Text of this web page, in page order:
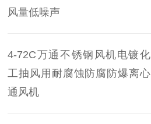
风量低噪声
4-72C万通不锈钢风机电镀化
工抽风用耐腐蚀防腐防爆离心
通风机